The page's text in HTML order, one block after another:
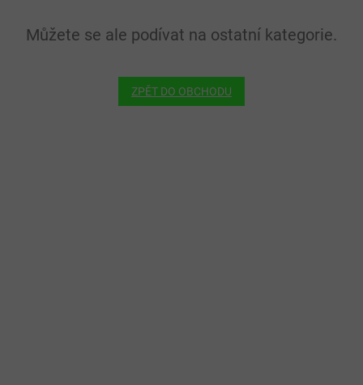
Můžete se ale podívat na ostatní kategorie.
ZPĚT DO OBCHODU